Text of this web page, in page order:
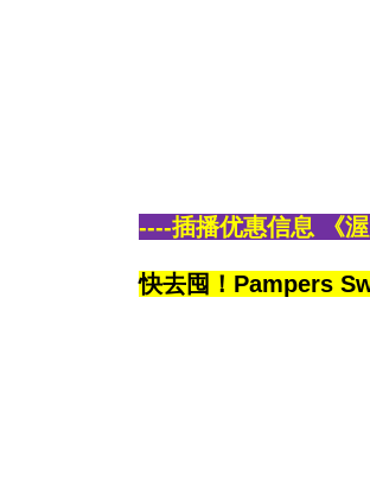
----插播优惠信息 《
快去囤！Pampers